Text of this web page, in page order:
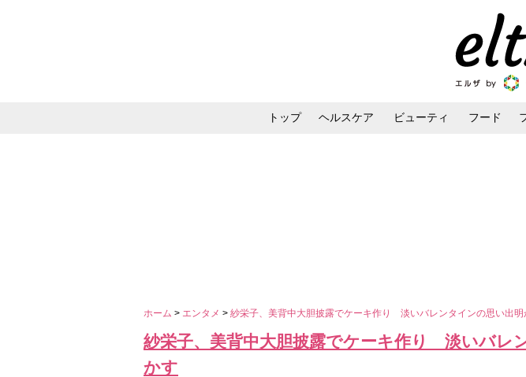
トップ ヘルスケア ビューティ フード
ホーム > エンタメ > 紗栄子、美背中大胆披露でケーキ作り 淡いバレンタインの思い出明
紗栄子、美背中大胆披露でケーキ作り 淡いバレ
かす